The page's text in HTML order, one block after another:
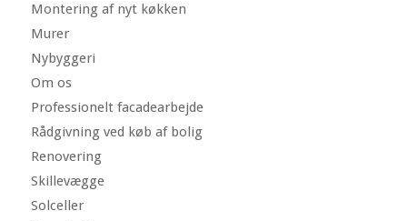
Montering af nyt køkken
Murer
Nybyggeri
Om os
Professionelt facadearbejde
Rådgivning ved køb af bolig
Renovering
Skillevægge
Solceller